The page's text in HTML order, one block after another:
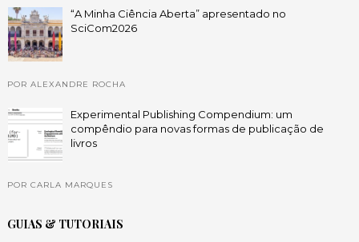
“A Minha Ciência Aberta” apresentado no
SciCom2026
POR ALEXANDRE ROCHA
Experimental Publishing Compendium: um
compêndio para novas formas de publicação de
livros
POR CARLA MARQUES
GUIAS & TUTORIAIS